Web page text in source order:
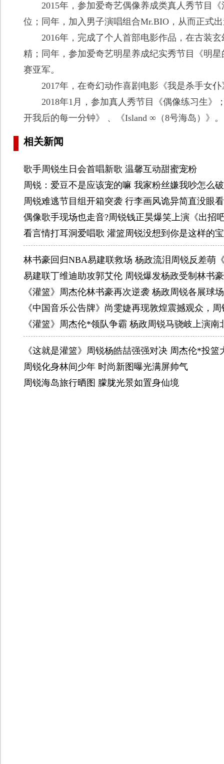
2015年，参加爱奇艺偶像养成类真人秀节目《
位；同年，加入男子演唱组合Mr.BIO，从而正式
2016年，完成了个人首部电影作品，在古装玄
精；同年，参加爱奇艺明星养成纪实秀节目《明
赛亚军。
2017年，在奇幻动作喜剧电影《我是杀手女仆
2018年1月，参加真人秀节目《偶像练习生》
开我后的每一分钟》 、《Island ∞（8号海岛）》。
相关新闻
歌手周锐生日会首唱新歌 温馨互动甜蜜宠粉
周锐：爱豆不是应该宠的嘛 我家粉丝嫌我吵怎么破
周锐难逃节目组开箱突袭 行李画风诡异简直没眼看
偶像歌手现场也走音?周锐钱正昊爆笑上演《出招
看言情打耳洞爱唱歌 灌篮周锐没想到你是这样的
林书豪回归NBA易建联救场 杨政流泪周锐反差萌
易建联丁维迪助攻郭艾伦 周锐爆发杨政受制林书
《灌篮》周杰伦林书豪再次逆袭 杨政周锐各展球
《中国音乐公告牌》尚雯婕再现敦煌震撼观众，
《灌篮》周杰伦*领队争霸 杨政周锐马骁岐上演南
《这就是灌篮》周锐杨皓喆强强对决 周杰伦*投篮
周锐化身林间少年 时尚新图曝光满屏帅气
周锐海岛旅行晒图 朦胧光景如置身仙境